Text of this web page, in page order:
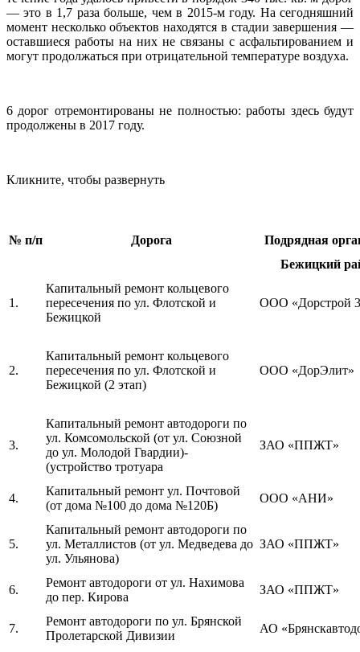
— это в 1,7 раза больше, чем в 2015-м году. На сегодняшний
момент несколько объектов находятся в стадии завершения —
оставшиеся работы на них не связаны с асфальтированием и
могут продолжаться при отрицательной температуре воздуха.
6 дорог отремонтированы не полностью: работы здесь будут
продолжены в 2017 году.
Кликните, чтобы развернуть
№ п/п Дорога
Подрядная
Бежицкий
1.
Капитальный ремонт кольцевого
пересечения по ул. Флотской и
Бежицкой
ООО «Дорстрой
2.
Капитальный ремонт кольцевого
пересечения по ул. Флотской и
Бежицкой (2 этап)
ООО «ДорЭлит»
3.
Капитальный ремонт автодороги по
ул. Комсомольской (от ул. Союзной
до ул. Молодой Гвардии)-
(устройство тротуара
ЗАО «ППЖТ»
4.
Капитальный ремонт ул. Почтовой
(от дома №100 до дома №120Б)
ООО «АНИ»
5.
Капитальный ремонт автодороги по
ул. Металлистов (от ул. Медведева до
ул. Ульянова)
ЗАО «ППЖТ»
6.
Ремонт автодороги от ул. Нахимова
до пер. Кирова
ЗАО «ППЖТ»
7.
Ремонт автодороги по ул. Брянской
Пролетарской Дивизии
АО